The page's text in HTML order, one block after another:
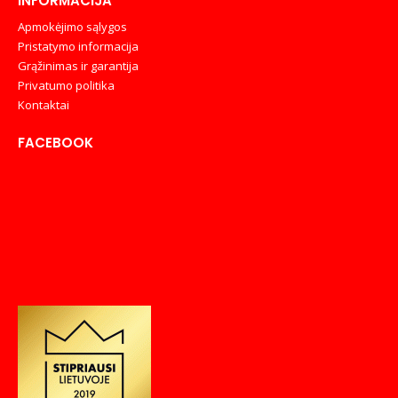
Apmokėjimo sąlygos
Pristatymo informacija
Grąžinimas ir garantija
Privatumo politika
Kontaktai
FACEBOOK